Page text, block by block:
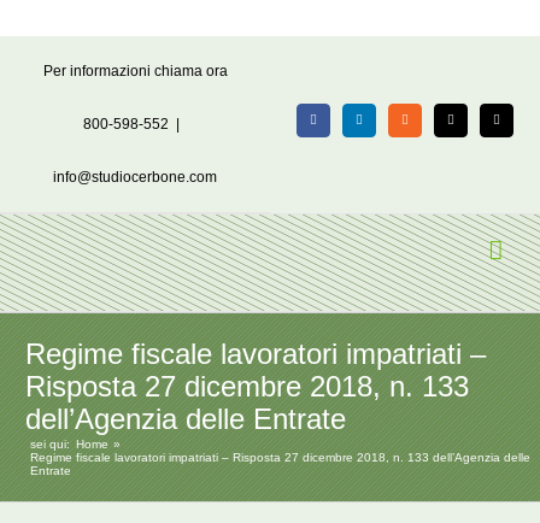
Per informazioni chiama ora
800-598-552
info@studiocerbone.com
FacebookLinkedIn Rss X Email
Regime fiscale lavoratori impatriati –
Risposta 27 dicembre 2018, n. 133
dell’Agenzia delle Entrate
sei qui:
Home
Regime fiscale lavoratori impatriati – Risposta 27 dicembre 2018, n. 133 dell’Agenzia delle
Entrate